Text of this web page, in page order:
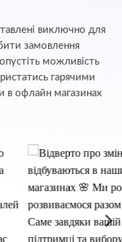
виключно для
замовлення
можливість
гарячими
в офлайн магазинах